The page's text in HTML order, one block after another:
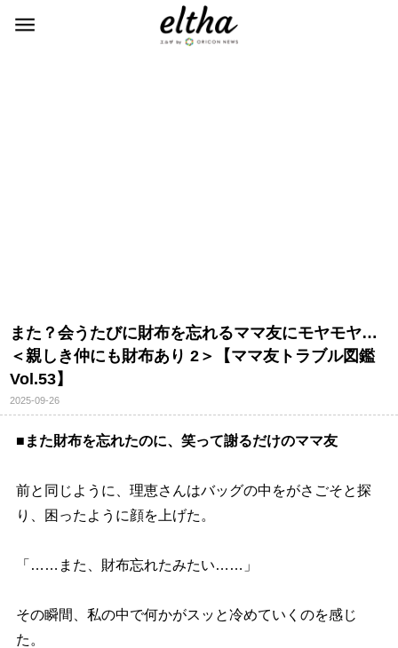
また？会うたびに財布を忘れるママ友にモヤモヤ…
＜親しき仲にも財布あり 2＞【ママ友トラブル図鑑
Vol.53】
2025-09-26
■また財布を忘れたのに、笑って謝るだけのママ友
前と同じように、理恵さんはバッグの中をがさごそと探
り、困ったように顔を上げた。
「……また、財布忘れたみたい……」
その瞬間、私の中で何かがスッと冷めていくのを感じ
た。